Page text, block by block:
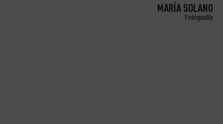
MARÍA SOLANO
Fotografía